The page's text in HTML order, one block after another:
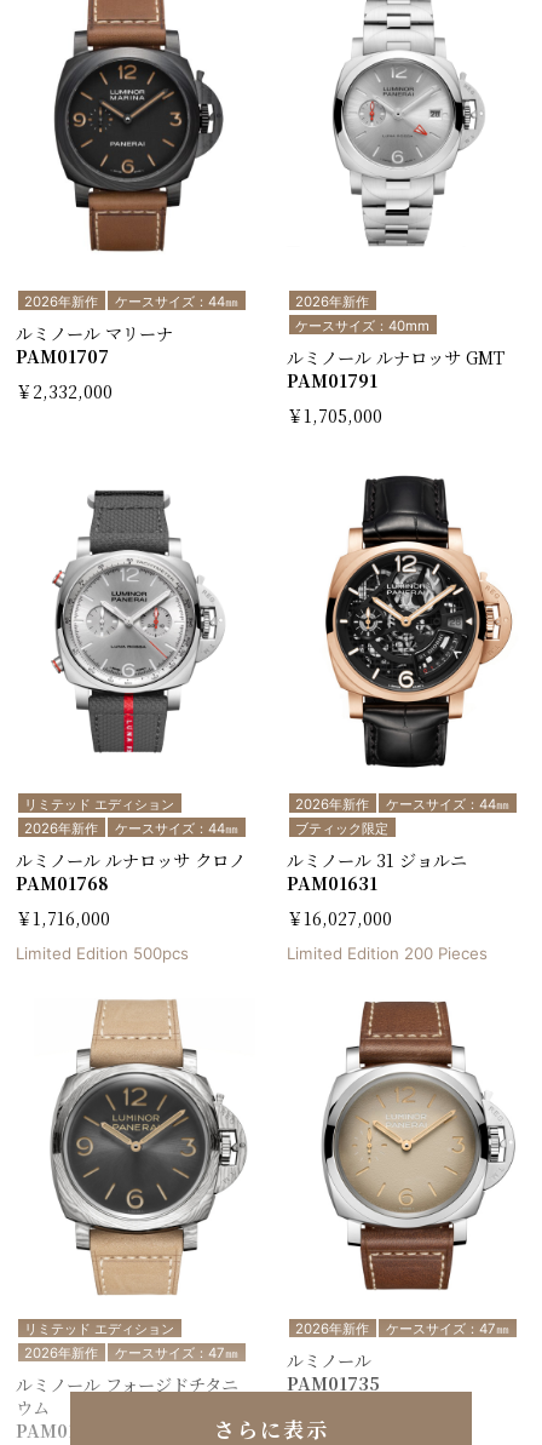
2026年新作 ケースサイズ：44㎜
ルミノール マリーナ
PAM01707
￥2,332,000
2026年新作
ケースサイズ：40mm
ルミノール ルナロッサ GMT
PAM01791
￥1,705,000
リミテッド エディション
2026年新作
ケースサイズ：44㎜
ルミノール ルナロッサ クロノ
PAM01768
￥1,716,000
Limited Edition 500pcs
2026年新作
ケースサイズ：44㎜
ブティック限定
ルミノール 31 ジョルニ
PAM01631
￥16,027,000
Limited Edition 200 Pieces
リミテッド エディション
2026年新作
ケースサイズ：47㎜
ルミノール フォージドチタニ
ウム
PAM01629
2026年新作 ケースサイズ：47㎜
ルミノール
PAM01735
￥1,848,000
さらに表示